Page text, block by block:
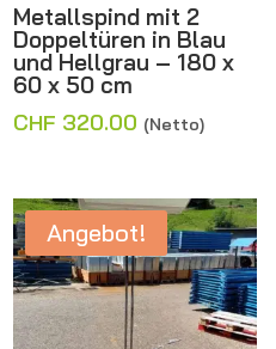
Metallspind mit 2
Doppeltüren in Blau
und Hellgrau – 180 x
60 x 50 cm
CHF 320.00 (Netto)
Angebot!